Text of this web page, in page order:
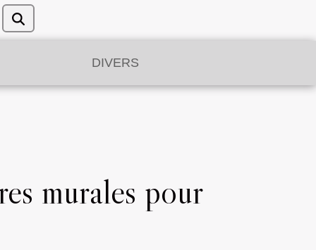
DIVERS
murales pour